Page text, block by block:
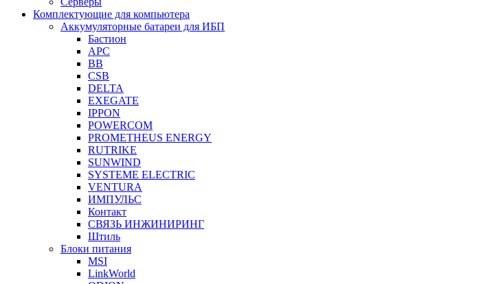
Комплектующие для компьютера
Аккумуляторные батареи для ИБП
Бастион
APC
BB
CSB
DELTA
EXEGATE
IPPON
POWERCOM
PROMETHEUS ENERGY
RUTRIKE
SUNWIND
SYSTEME ELECTRIC
VENTURA
ИМПУЛЬС
Контакт
СВЯЗЬ ИНЖИНИРИНГ
Штиль
Блоки питания
MSI
LinkWorld